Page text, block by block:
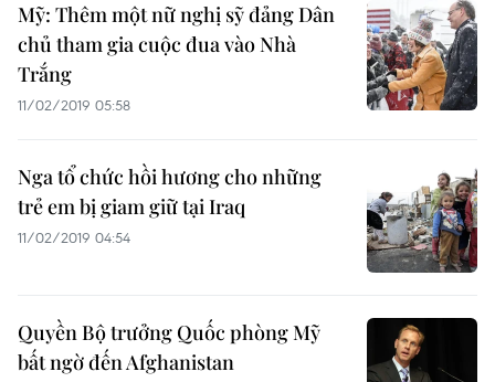
Mỹ: Thêm một nữ nghị sỹ đảng Dân
chủ tham gia cuộc đua vào Nhà
Trắng
11/02/2019 05:58
Nga tổ chức hồi hương cho những
trẻ em bị giam giữ tại Iraq
11/02/2019 04:54
Quyền Bộ trưởng Quốc phòng Mỹ
bất ngờ đến Afghanistan